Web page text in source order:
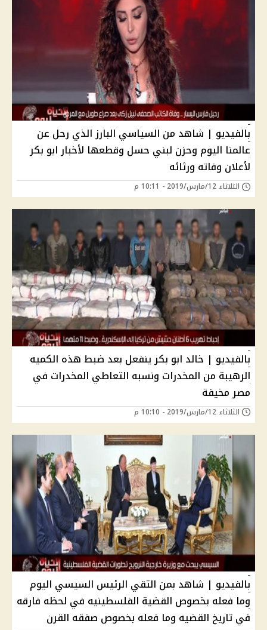
بالفيديو | شاهد من السياسي البارز الذي رحل عن
عالمنا اليوم وحزن لبني حسل وقطعها لأخبار ابو بكر
لأعلان وفاته ورثائه
الثلاثاء 12/مارس/2019 - 10:11 م
بالفيديو | خالد ابو بكر ينفعل بعد ضبط هذه الكميه
الرهيبة من المخدرات ونسبه التعاطي المخدرات في
مصر مخيفة
الثلاثاء 12/مارس/2019 - 10:10 م
بالفيديو | شاهد بمن التقي الرئيس السيسي اليوم
وما فعله بخصوص القضية الفلسطينيه في لحظه فارقه
في تاريخ القضيه وما فعله بخصوص صفقه القرن